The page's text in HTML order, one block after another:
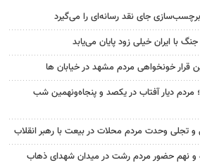
جای نقد رسانه‌ای را می‌گیرد
با ایران خیلی زود پایان می‌یابد
قرار خونخواهی مردم مشهد در خیابان ها
مردم دیار آفتاب در یکصد و پنجاه‌ونهمین شب
و نهم حضور مردم رشت در میدان شهدای ذهاب